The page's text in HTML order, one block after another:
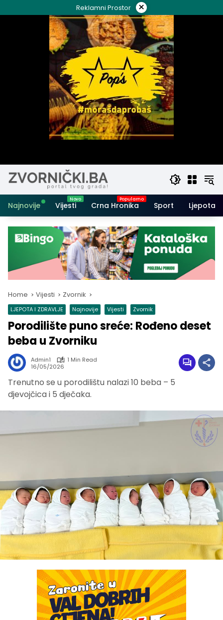
to
Reklamni Prostor ×
Najnovije Vijesti Crna Hronika Sport Ljepota i
Home Vijesti Zvornik
LJEPOTA I ZDRAVLJE Najnovije Vijesti Zvornik
Porodilište puno sreće: Rođeno deset
beba u Zvorniku
Admin1
1 Min Read
16/05/2026
Trenutno se u porodilištu nalazi 10 beba – 5
djevojčica i 5 dječaka.